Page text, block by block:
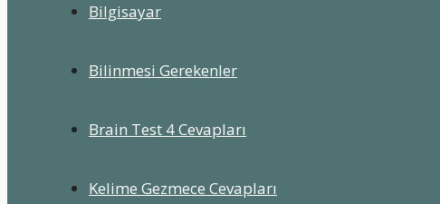
Bilgisayar
Bilinmesi Gerekenler
Brain Test 4 Cevapları
Kelime Gezmece Cevapları